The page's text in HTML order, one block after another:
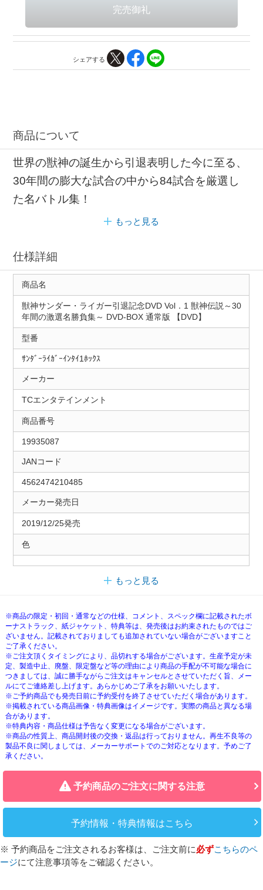
シェアする
商品について
世界の獣神の誕生から引退表明した今に至る、
30年間の膨大な試合の中から84試合を厳選し
た名バトル集！
もっと見る
仕様詳細
商品名
獣神サンダー・ライガー引退記念DVD Vol．1 獣神伝説～30
年間の激選名勝負集～ DVD-BOX 通常版 【DVD】
型番
ｻﾝﾀﾞｰﾗｲｶﾞｰｲﾝﾀｲ1ﾎｯｸｽ
メーカー
TCエンタテインメント
商品番号
19935087
JANコード
4562474210485
メーカー発売日
2019/12/25発売
色
もっと見る
※商品の限定・初回・通常などの仕様、コメント、スペック欄に記載されたボ
ーナストラック、紙ジャケット、特典等は、発売後はお約束されたものではご
ざいません。記載されておりましても追加されていない場合がございますこと
ご了承ください。
※ご注文頂くタイミングにより、品切れする場合がございます。生産予定が未
定、製造中止、廃盤、限定盤など等の理由により商品の手配が不可能な場合に
つきましては、誠に勝手ながらご注文はキャンセルとさせていただく旨、メー
ルにてご連絡差し上げます。あらかじめご了承をお願いいたします。
※ご予約商品でも発売日前に予約受付を終了させていただく場合があります。
※掲載されている商品画像・特典画像はイメージです。実際の商品と異なる場
合があります。
※特典内容・商品仕様は予告なく変更になる場合がございます。
※商品の性質上、商品開封後の交換・返品は行っておりません。再生不良等の
製品不良に関しましては、メーカーサポートでのご対応となります。予めご了
承ください。
予約商品のご注文に関する注意
予約情報・特典情報はこちら
※ 予約商品をご注文されるお客様は、ご注文前に必ずこちらのペ
ージにて注意事項等をご確認ください。